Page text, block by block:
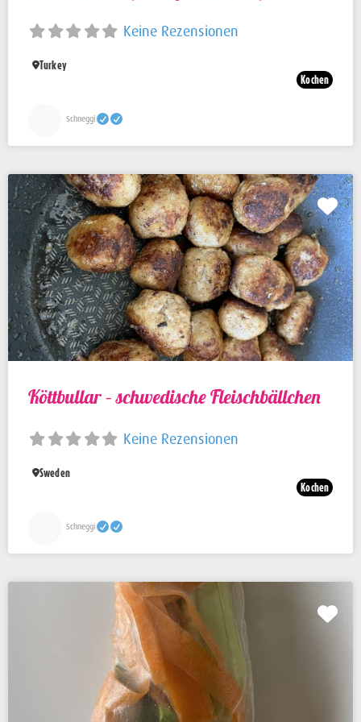
Keine Rezensionen
Turkey
Kochen
Schneggi
Köttbullar – schwedische Fleischbällchen
Keine Rezensionen
Sweden
Kochen
Schneggi